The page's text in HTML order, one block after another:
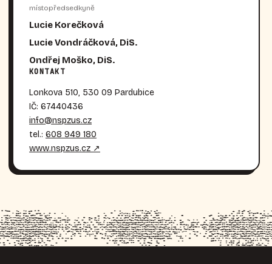
místopředsedkyně
Lucie Korečková
Lucie Vondráčková, DiS.
Ondřej Moško, DiS.
KONTAKT
Lonkova 510, 530 09 Pardubice
IČ: 67440436
info@nspzus.cz
tel.: 608 949 180
www.nspzus.cz ↗